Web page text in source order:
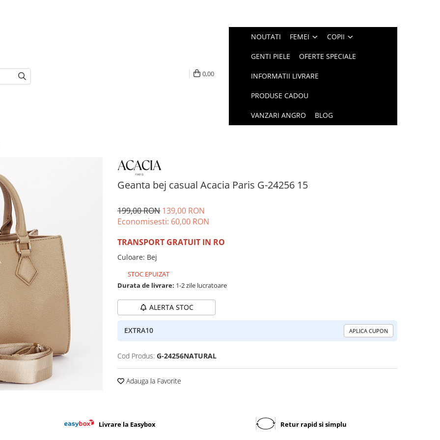
0,00
NOUTATI FEMEI COPII
GENTI PIELE OFERTE SPECIALE
INFORMATII LIVRARE
PRODUSE CADOU
VANZARI ANGRO BLOG
Geanta bej casual Acacia Paris G-24256 15
199,00 RON 139,00 RON
Economisesti: 60,00 RON
TRANSPORT GRATUIT IN RO
Culoare: Bej
STOC EPUIZAT
Durata de livrare: 1-2 zile lucratoare
ALERTA STOC
EXTRA10 APLICA CUPON
Cod Produs: G-24256NATURAL
Adauga la Favorite
Livrare la Easybox Retur rapid si simplu